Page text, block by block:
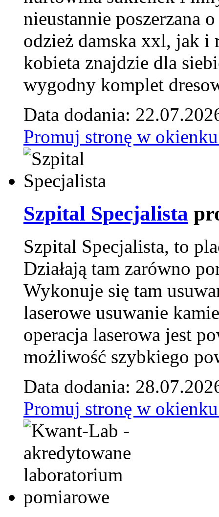
nieustannie poszerzana
odzież damska xxl, jak i
kobieta znajdzie dla
wygodny komplet
Data dodania:
Promuj stronę w
Szpital Specjalista
Szpital Specjalista, to
Działają tam zarówno
Wykonuje się tam
laserowe usuwanie
operacja laserowa jest
możliwość szybkiego
Data dodania:
Promuj stronę w